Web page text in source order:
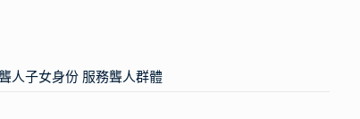
人子女身份 服務聾人群體